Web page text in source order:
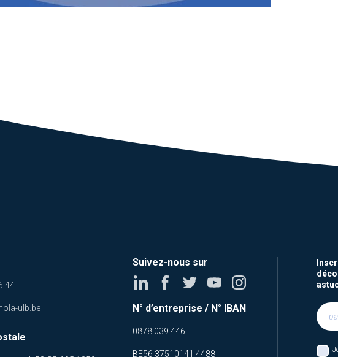
44
ulb.be
Suivez-nous sur
N° d’entreprise / N° IBAN
0878.039.446
BE56 37510141 4488